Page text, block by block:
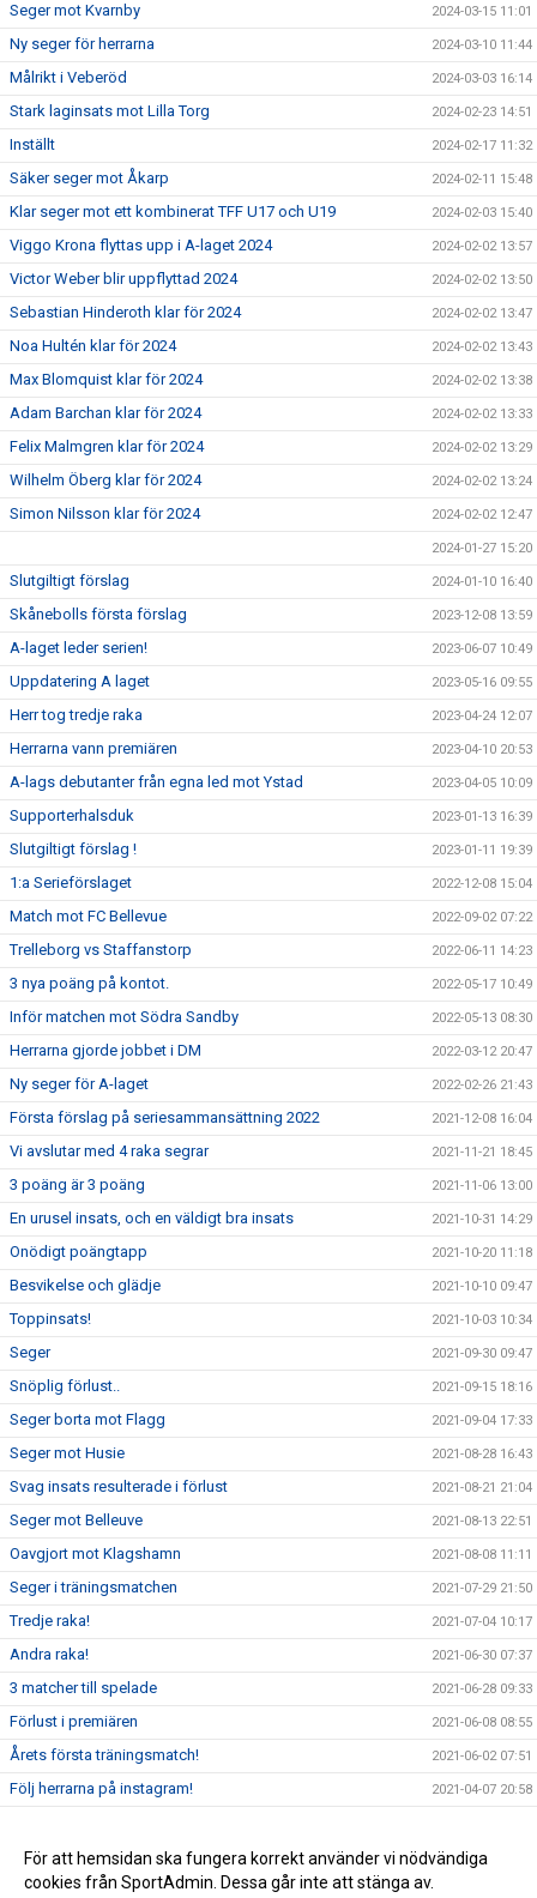
Seger mot Kvarnby 2024-03-15 11:01
Ny seger för herrarna 2024-03-10 11:44
Målrikt i Veberöd 2024-03-03 16:14
Stark laginsats mot Lilla Torg 2024-02-23 14:51
Inställt 2024-02-17 11:32
Säker seger mot Åkarp 2024-02-11 15:48
Klar seger mot ett kombinerat TFF U17 och U19 2024-02-03 15:40
Viggo Krona flyttas upp i A-laget 2024 2024-02-02 13:57
Victor Weber blir uppflyttad 2024 2024-02-02 13:50
Sebastian Hinderoth klar för 2024 2024-02-02 13:47
Noa Hultén klar för 2024 2024-02-02 13:43
Max Blomquist klar för 2024 2024-02-02 13:38
Adam Barchan klar för 2024 2024-02-02 13:33
Felix Malmgren klar för 2024 2024-02-02 13:29
Wilhelm Öberg klar för 2024 2024-02-02 13:24
Simon Nilsson klar för 2024 2024-02-02 12:47
2024-01-27 15:20
Slutgiltigt förslag 2024-01-10 16:40
Skånebolls första förslag 2023-12-08 13:59
A-laget leder serien! 2023-06-07 10:49
Uppdatering A laget 2023-05-16 09:55
Herr tog tredje raka 2023-04-24 12:07
Herrarna vann premiären 2023-04-10 20:53
A-lags debutanter från egna led mot Ystad 2023-04-05 10:09
Supporterhalsduk 2023-01-13 16:39
Slutgiltigt förslag ! 2023-01-11 19:39
1:a Serieförslaget 2022-12-08 15:04
Match mot FC Bellevue 2022-09-02 07:22
Trelleborg vs Staffanstorp 2022-06-11 14:23
3 nya poäng på kontot. 2022-05-17 10:49
Inför matchen mot Södra Sandby 2022-05-13 08:30
Herrarna gjorde jobbet i DM 2022-03-12 20:47
Ny seger för A-laget 2022-02-26 21:43
Första förslag på seriesammansättning 2022 2021-12-08 16:04
Vi avslutar med 4 raka segrar 2021-11-21 18:45
3 poäng är 3 poäng 2021-11-06 13:00
En urusel insats, och en väldigt bra insats 2021-10-31 14:29
Onödigt poängtapp 2021-10-20 11:18
Besvikelse och glädje 2021-10-10 09:47
Toppinsats! 2021-10-03 10:34
Seger 2021-09-30 09:47
Snöplig förlust.. 2021-09-15 18:16
Seger borta mot Flagg 2021-09-04 17:33
Seger mot Husie 2021-08-28 16:43
Svag insats resulterade i förlust 2021-08-21 21:04
Seger mot Belleuve 2021-08-13 22:51
Oavgjort mot Klagshamn 2021-08-08 11:11
Seger i träningsmatchen 2021-07-29 21:50
Tredje raka! 2021-07-04 10:17
Andra raka! 2021-06-30 07:37
3 matcher till spelade 2021-06-28 09:33
Förlust i premiären 2021-06-08 08:55
Årets första träningsmatch! 2021-06-02 07:51
Följ herrarna på instagram! 2021-04-07 20:58
RESTRIKTIONER 2021-02-10 16:58
Första förslag på serieindelning 2020-11-05 10:42
För att hemsidan ska fungera korrekt använder vi nödvändiga
cookies från SportAdmin. Dessa går inte att stänga av.